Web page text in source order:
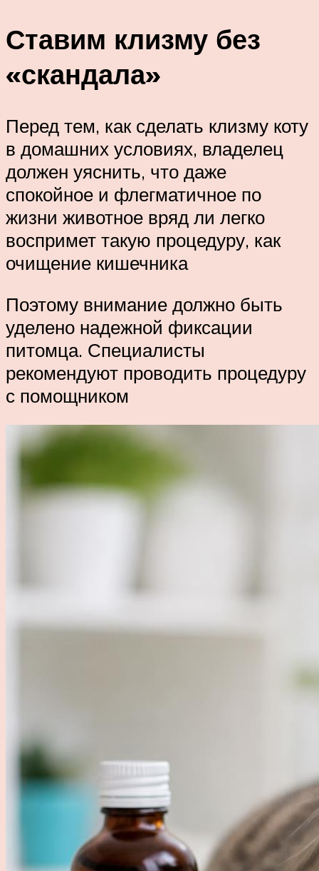
Ставим клизму без
«скандала»
Перед тем, как сделать клизму коту
в домашних условиях, владелец
должен уяснить, что даже
спокойное и флегматичное по
жизни животное вряд ли легко
воспримет такую процедуру, как
очищение кишечника
Поэтому внимание должно быть
уделено надежной фиксации
питомца. Специалисты
рекомендуют проводить процедуру
с помощником